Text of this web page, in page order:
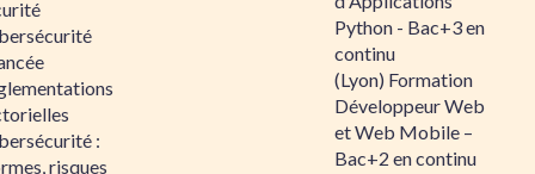
:
risques
Python - Bac+3 en
continu
(Lyon) Formation
Développeur Web
et Web Mobile –
Bac+2 en continu